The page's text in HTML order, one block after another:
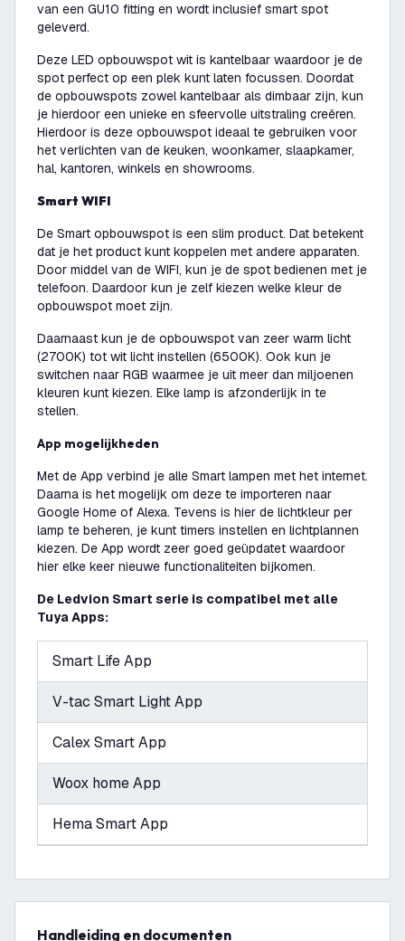
van een GU10 fitting en wordt inclusief smart spot
geleverd.
Deze LED opbouwspot wit is kantelbaar waardoor je de
spot perfect op een plek kunt laten focussen. Doordat
de opbouwspots zowel kantelbaar als dimbaar zijn, kun
je hierdoor een unieke en sfeervolle uitstraling creëren.
Hierdoor is deze opbouwspot ideaal te gebruiken voor
het verlichten van de keuken, woonkamer, slaapkamer,
hal, kantoren, winkels en showrooms.
Smart WIFI
De Smart opbouwspot is een slim product. Dat betekent
dat je het product kunt koppelen met andere apparaten.
Door middel van de WIFI, kun je de spot bedienen met je
telefoon. Daardoor kun je zelf kiezen welke kleur de
opbouwspot moet zijn.
Daarnaast kun je de opbouwspot van zeer warm licht
(2700K) tot wit licht instellen (6500K). Ook kun je
switchen naar RGB waarmee je uit meer dan miljoenen
kleuren kunt kiezen. Elke lamp is afzonderlijk in te
stellen.
App mogelijkheden
Met de App verbind je alle Smart lampen met het internet.
Daarna is het mogelijk om deze te importeren naar
Google Home of Alexa. Tevens is hier de lichtkleur per
lamp te beheren, je kunt timers instellen en lichtplannen
kiezen. De App wordt zeer goed geüpdatet waardoor
hier elke keer nieuwe functionaliteiten bijkomen.
De Ledvion Smart serie is compatibel met alle
Tuya Apps:
Smart Life App
V-tac Smart Light App
Calex Smart App
Woox home App
Hema Smart App
Handleiding en documenten